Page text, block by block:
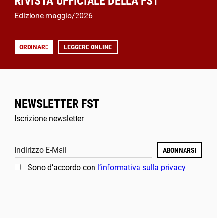
Edizione maggio/2026
ORDINARE LEGGERE ONLINE
NEWSLETTER FST
Iscrizione newsletter
Indirizzo E-Mail ABONNARSI
Sono d’accordo con l’informativa sulla privacy.